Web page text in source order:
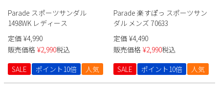
Parade スポーツサンダル
1498WK レディース
定価 ¥4,990
販売価格 ¥2,990税込
SALE
ポイント10倍 人気
Parade 楽すぽっ スポーツサン
ダル メンズ 70633
定価 ¥4,490
販売価格 ¥2,990税込
SALE
ポイント10倍 人気